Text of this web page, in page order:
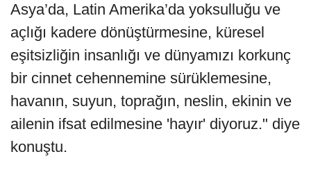
Asya’da, Latin Amerika’da yoksulluğu ve
açlığı kadere dönüştürmesine, küresel
eşitsizliğin insanlığı ve dünyamızı korkunç
bir cinnet cehennemine sürüklemesine,
havanın, suyun, toprağın, neslin, ekinin ve
ailenin ifsat edilmesine 'hayır' diyoruz." diye
konuştu.